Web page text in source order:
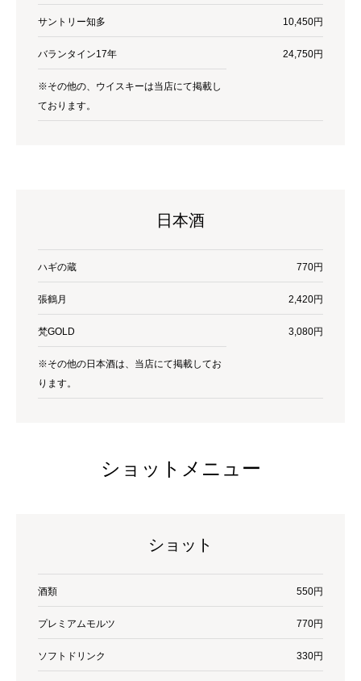
サントリー知多 10,450円
バランタイン17年 24,750円
※その他の、ウイスキーは当店にて掲載し
ております。
日本酒
ハギの蔵 770円
張鶴月 2,420円
梵GOLD 3,080円
※その他の日本酒は、当店にて掲載してお
ります。
ショットメニュー
ショット
酒類 550円
プレミアムモルツ 770円
ソフトドリンク 330円